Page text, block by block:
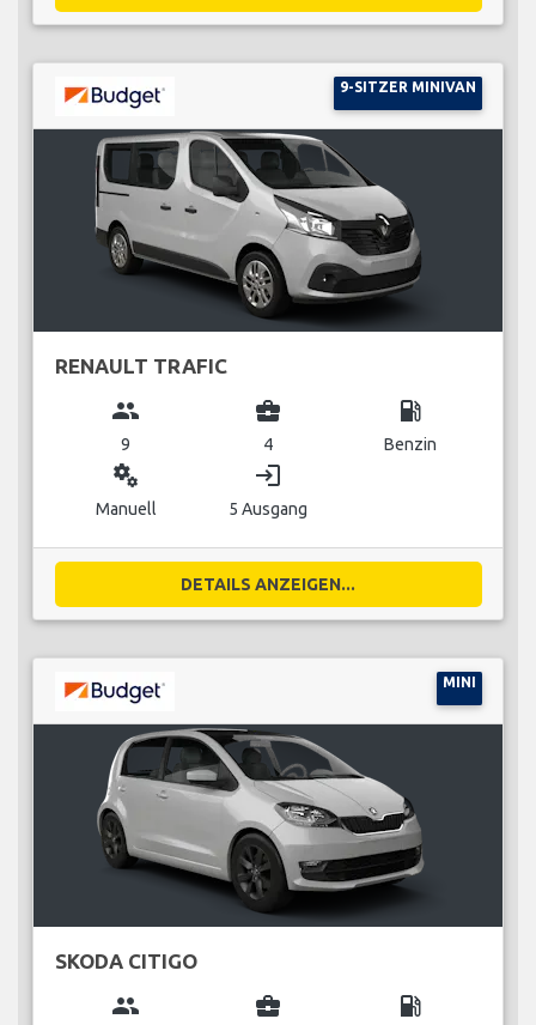
9-SITZER MINIVAN
RENAULT TRAFIC
group
9
business_center
4
local_gas_station
Benzin
miscellaneous_services
Manuell
login
5 Ausgang
DETAILS ANZEIGEN...
MINI
SKODA CITIGO
group business_center local_gas_station